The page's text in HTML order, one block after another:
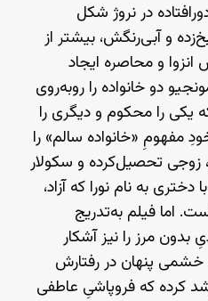
در نروژ شکل
و آبی‌رنگش، بیشتر از
و محاصره ایجاد
دو خانواده را روبه‌روی
یکی را محکوم و دیگری را
مفهومِ «خانواده‌ سالم» را
تحصیل‌کرده و سکولار
به نام نورا که آزاد،
اما فیلم به‌تدریج
مرز را نیز آشکار
خشمی پنهان در رفتارش
کرده که فروپاشیِ عاطفی